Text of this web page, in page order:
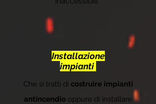
Installazione
impianti
Che si tratti di costruire impianti
antincendio oppure di installare